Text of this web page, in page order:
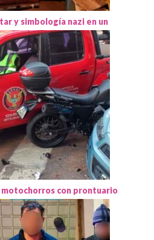
y simbología nazi en un
motochorros con prontuario